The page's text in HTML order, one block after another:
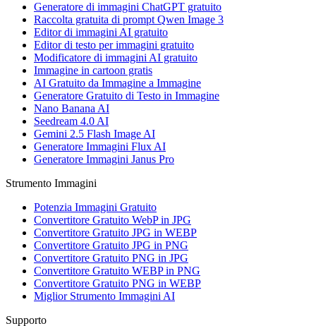
Generatore di immagini ChatGPT gratuito
Raccolta gratuita di prompt Qwen Image 3
Editor di immagini AI gratuito
Editor di testo per immagini gratuito
Modificatore di immagini AI gratuito
Immagine in cartoon gratis
AI Gratuito da Immagine a Immagine
Generatore Gratuito di Testo in Immagine
Nano Banana AI
Seedream 4.0 AI
Gemini 2.5 Flash Image AI
Generatore Immagini Flux AI
Generatore Immagini Janus Pro
Strumento Immagini
Potenzia Immagini Gratuito
Convertitore Gratuito WebP in JPG
Convertitore Gratuito JPG in WEBP
Convertitore Gratuito JPG in PNG
Convertitore Gratuito PNG in JPG
Convertitore Gratuito WEBP in PNG
Convertitore Gratuito PNG in WEBP
Miglior Strumento Immagini AI
Supporto